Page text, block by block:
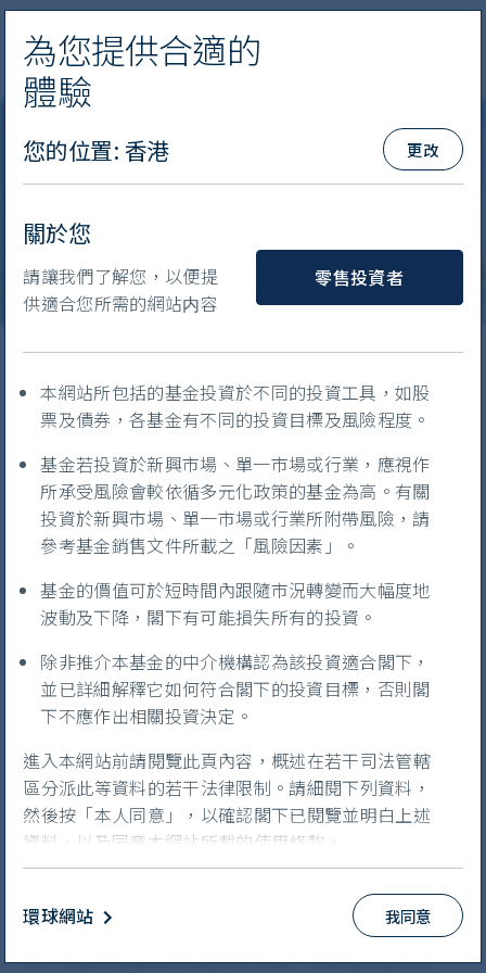
首域盈信
投資觀點 大中華
中國股票: 基金經理問答
Asia Pacific Equities
Play
Video
對於消費降級引起的市場憂慮，
你有何看法？
陳希驊：最近，消費降級引起投資界廣泛關注，我認為
有 關現象反映現實情況。從需求來看，短期內收入不會
上升；而從供應來看，目前企業之間的競爭相當激烈。
不過，我們也看到 中國 部分市場的高檔化趨勢持續。假
如我們觀察價值較高的消費，例如奢侈品市場，便會發
現銷售增長從高位回落，但銷量仍然可觀。在餐飲市場
在 K 型復甦下，高檔優質產品及低檔大眾產品的消費堅
挺，反觀中檔產品則遇上較大挑戰。以華潤啤酒為例，
為您提供合適的
體驗
您的位置: 香港 更改
關於您
請讓我們了解您，以便提
供適合您所需的網站内容
您是什麼類型的投資者?
零售投資者
本網站所包括的基金投資於不同的投資工具，如股
票及債券，各基金有不同的投資目標及風險程度。
基金若投資於新興市場、單一市場或行業，應視作
所承受風險會較依循多元化政策的基金為高。有關
投資於新興市場、單一市場或行業所附帶風險，請
參考基金銷售文件所載之「風險因素」。
基金的價值可於短時間內跟隨市況轉變而大幅度地
波動及下降，閣下有可能損失所有的投資。
除非推介本基金的中介機構認為該投資適合閣下，
並已詳細解釋它如何符合閣下的投資目標，否則閣
下不應作出相關投資決定。
進入本網站前請閱覽此頁內容，概述在若干司法管轄
區分派此等資料的若干法律限制。請細閱下列資料，
然後按「本人同意」，以確認閣下已閱覽並明白上述
資料，以及同意本網站所載的使用條款。
前，須遵守所屬司法管轄區的所有適用法律及規例。
注意並遵守所屬司法管轄區的所有適用法律及規例乃
我同意
環球網站